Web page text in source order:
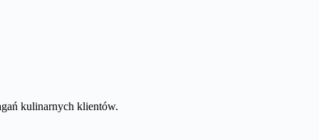
kulinarnych klientów.